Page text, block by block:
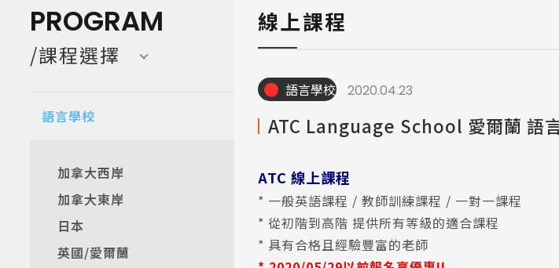
PROGRAM
/課程選擇
語言學校
加拿大西岸
加拿大東岸
日本
英國/愛爾蘭
線上課程
語言學校 2020.04.23
ATC Language School 愛爾蘭 語
ATC 線上課程
* 一般英語課程 / 教師訓練課程 / 一對一課程
* 從初階到高階 提供所有等級的適合課程
* 具有合格且經驗豐富的老師